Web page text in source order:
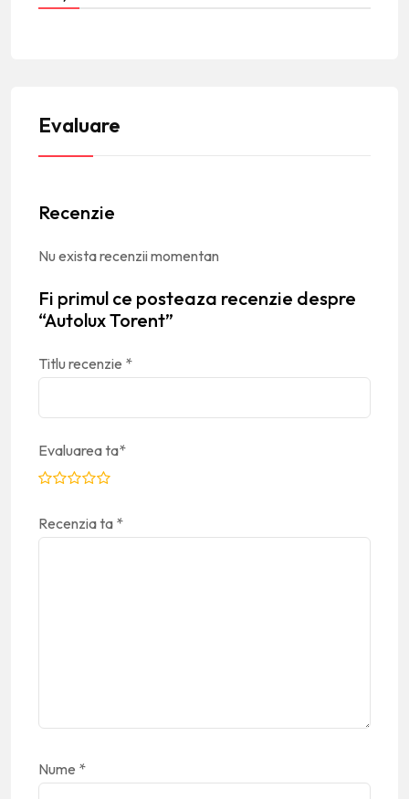
Evaluare
Recenzie
Nu exista recenzii momentan
Fi primul ce posteaza recenzie despre
“Autolux Torent”
Titlu recenzie *
Evaluarea ta*
Recenzia ta *
Nume *